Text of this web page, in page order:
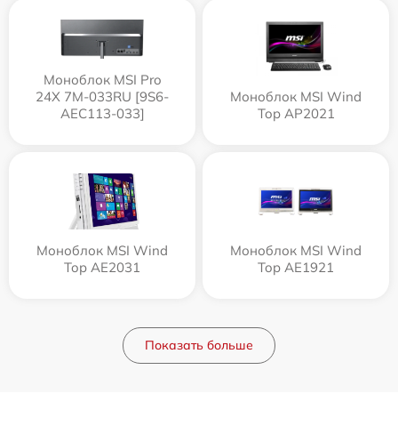
Моноблок MSI Pro
24X 7M-033RU [9S6-
AEC113-033]
Моноблок MSI Wind
Top AP2021
Моноблок MSI Wind
Top AE2031
Моноблок MSI Wind
Top AE1921
Показать больше